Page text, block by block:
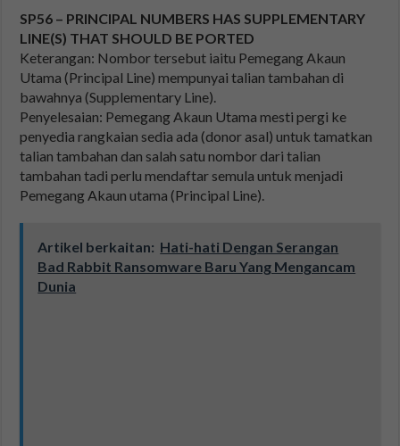
SP56 – PRINCIPAL NUMBERS HAS SUPPLEMENTARY
LINE(S) THAT SHOULD BE PORTED
Keterangan: Nombor tersebut iaitu Pemegang Akaun
Utama (Principal Line) mempunyai talian tambahan di
bawahnya (Supplementary Line).
Penyelesaian: Pemegang Akaun Utama mesti pergi ke
penyedia rangkaian sedia ada (donor asal) untuk tamatkan
talian tambahan dan salah satu nombor dari talian
tambahan tadi perlu mendaftar semula untuk menjadi
Pemegang Akaun utama (Principal Line).
Artikel berkaitan: Hati-hati Dengan Serangan
Bad Rabbit Ransomware Baru Yang Mengancam
Dunia